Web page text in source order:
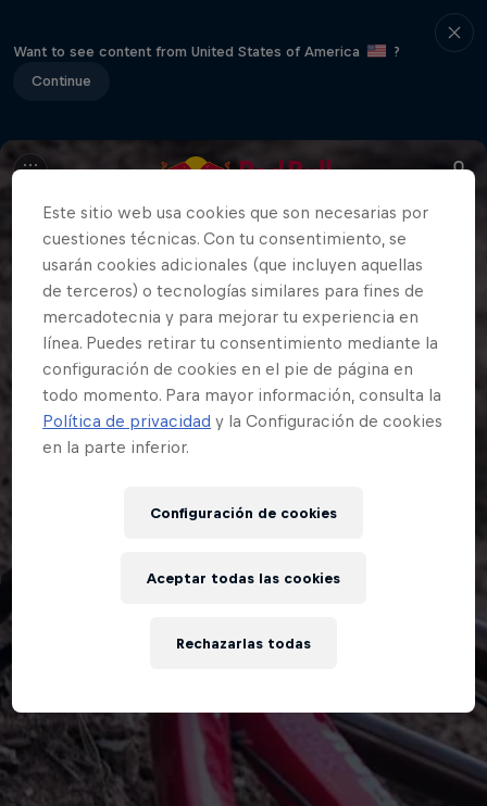
Want to see content from United States of America
?
Continue
Este sitio web usa cookies que son necesarias por
cuestiones técnicas. Con tu consentimiento, se
usarán cookies adicionales (que incluyen aquellas
de terceros) o tecnologías similares para fines de
mercadotecnia y para mejorar tu experiencia en
línea. Puedes retirar tu consentimiento mediante la
configuración de cookies en el pie de página en
todo momento. Para mayor información, consulta la
Política de privacidad y la Configuración de cookies
en la parte inferior.
Configuración de cookies
Rechazarlas todas
Aceptar todas las cookies